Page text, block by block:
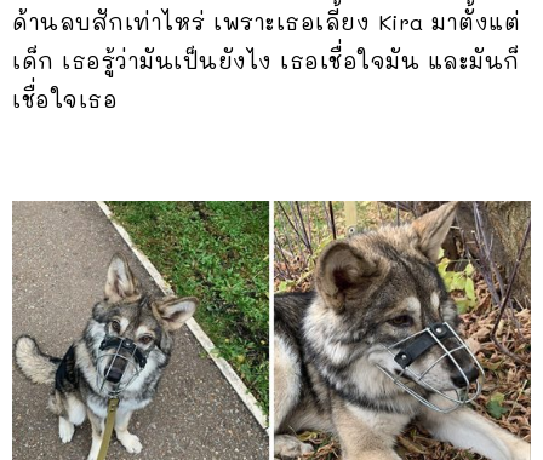
ด้านลบสักเท่าไหร่ เพราะเธอเลี้ยง Kira มาตั้งแต่
เด็ก เธอรู้ว่ามันเป็นยังไง เธอเชื่อใจมัน และมันก็
เชื่อใจเธอ